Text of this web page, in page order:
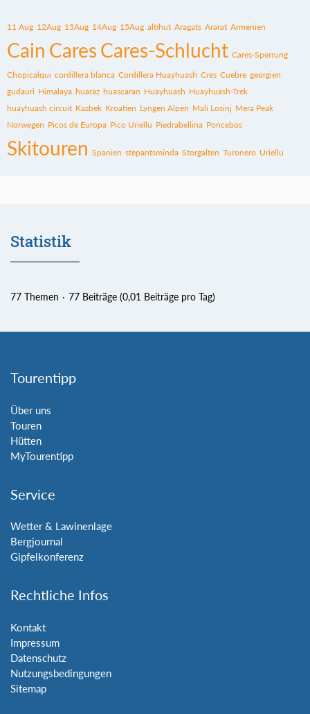
11 Aug 12Aug 13Aug 14Aug 15Aug altihut Aragats Ararat Armenien
Cain Cares Cares-Schlucht Cares-Sperrung
Chopicalqui cordillera blanca Cordillera Huayhuash Cres Cuebre georgien
gudauri Himalaya huaraz huascaran Huayhuash Huayhuash-Trek
huayhuash circuit Kazbek Kroatien Lyngen Alpen Mali Losinj Mera Peak
Norwegen Picos de Europa Pico Uriellu Piedrabellina Poncebos
Skitouren Spanien stepantsminda Storgalten Turonero Uriellu
Statistik
77 Themen 77 Beiträge (0,01 Beiträge pro Tag)
Tourentipp
Über uns
Touren
Hütten
MyTourentipp
Service
Wetter & Lawinenlage
Bergjournal
Gipfelkonferenz
Rechtliche Infos
Kontakt
Impressum
Datenschutz
Nutzungsbedingungen
Sitemap